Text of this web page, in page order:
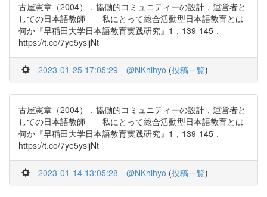
古屋憲章（2004）．協働的コミュニティーの設計，運営者と
しての日本語教師――私にとって総合活動型日本語教育とは
何か『早稲田大学日本語教育実践研究』1，139-145．
https://t.co/7ye5ysijNt
2023-01-25 17:05:29 @NKhihyo (投稿一覧)
古屋憲章（2004）．協働的コミュニティーの設計，運営者と
しての日本語教師――私にとって総合活動型日本語教育とは
何か『早稲田大学日本語教育実践研究』1，139-145．
https://t.co/7ye5ysijNt
2023-01-14 13:05:28 @NKhihyo (投稿一覧)